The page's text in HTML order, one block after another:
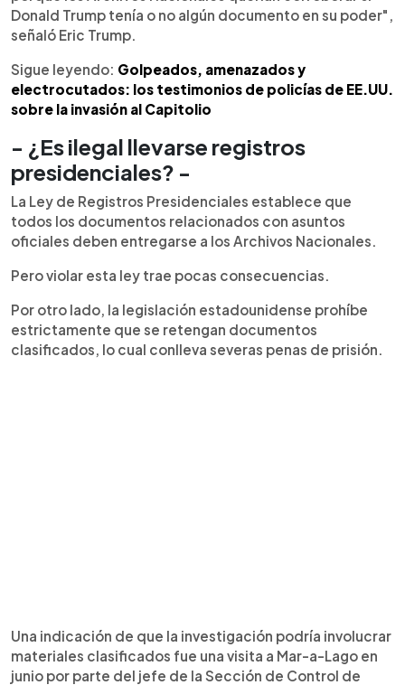
Donald Trump tenía o no algún documento en su poder",
señaló Eric Trump.
Sigue leyendo: Golpeados, amenazados y
electrocutados: los testimonios de policías de EE.UU.
sobre la invasión al Capitolio
- ¿Es ilegal llevarse registros
presidenciales? -
La Ley de Registros Presidenciales establece que
todos los documentos relacionados con asuntos
oficiales deben entregarse a los Archivos Nacionales.
Pero violar esta ley trae pocas consecuencias.
Por otro lado, la legislación estadounidense prohíbe
estrictamente que se retengan documentos
clasificados, lo cual conlleva severas penas de prisión.
Una indicación de que la investigación podría involucrar
materiales clasificados fue una visita a Mar-a-Lago en
junio por parte del jefe de la Sección de Control de